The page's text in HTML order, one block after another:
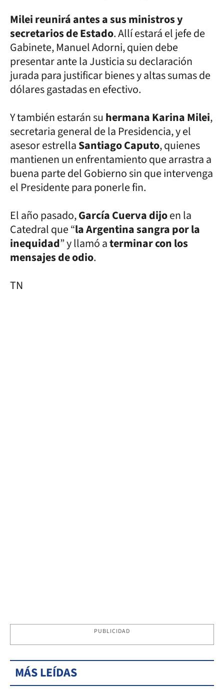
Milei reunirá antes a sus ministros y
secretarios de Estado. Allí estará el jefe de
Gabinete, Manuel Adorni, quien debe
presentar ante la Justicia su declaración
jurada para justificar bienes y altas sumas de
dólares gastadas en efectivo.
Y también estarán suhermana Karina Milei,
secretaria general de la Presidencia, y el
asesor estrellaSantiago Caputo, quienes
mantienen un enfrentamiento que arrastra a
buena parte del Gobierno sin que intervenga
el Presidente para ponerle fin.
El año pasado,García Cuerva dijoen la
Catedral que “la Argentina sangra por la
inequidad” y llamó aterminar con los
mensajes de odio.
TN
PUBLICIDAD
MÁS LEÍDAS